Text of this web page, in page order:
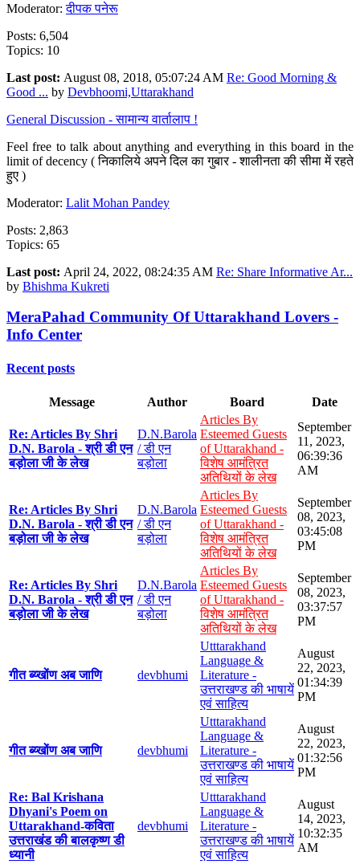
Moderator:दीपक पनेरू
Posts: 6,504
Topics: 10
Last post: August 08, 2018, 05:07:24 AM Re: Good Morning &
Good ... by Devbhoomi,Uttarakhand
General Discussion - सामान्य वार्तालाप !
Feel free to talk about anything and everything in this board in the
limit of decency ( निकालिये अपने दिल का गुबार - शालीनता की सीमा में रहते
हुए )
Moderator: Lalit Mohan Pandey
Posts: 2,863
Topics: 65
Last post: April 24, 2022, 08:24:35 AM Re: Share Informative Ar...
by Bhishma Kukreti
MeraPahad Community Of Uttarakhand Lovers -
Info Center
Recent posts
Message Author Board Date
Re: Articles By Shri
D.N. Barola - श्री डी एन
बड़ोला जी के लेख
D.N.Barola
/ डी एन
बड़ोला
Articles By
Esteemed Guests
of Uttarakhand -
विशेष आमंत्रित
अतिथियों के लेख
September
11, 2023,
06:39:36
AM
Re: Articles By Shri
D.N. Barola - श्री डी एन
बड़ोला जी के लेख
D.N.Barola
/ डी एन
बड़ोला
Articles By
Esteemed Guests
of Uttarakhand -
विशेष आमंत्रित
अतिथियों के लेख
September
08, 2023,
03:45:08
PM
Re: Articles By Shri
D.N. Barola - श्री डी एन
बड़ोला जी के लेख
D.N.Barola
/ डी एन
बड़ोला
Articles By
Esteemed Guests
of Uttarakhand -
विशेष आमंत्रित
अतिथियों के लेख
September
08, 2023,
03:37:57
PM
गीत ब्य्खोंण अब जाणि devbhumi
Utttarakhand
Language &
Literature -
उत्तराखण्ड की भाषायें
एवं साहित्य
August
22, 2023,
01:34:39
PM
गीत ब्य्खोंण अब जाणि devbhumi
Utttarakhand
Language &
Literature -
उत्तराखण्ड की भाषायें
एवं साहित्य
August
22, 2023,
01:32:56
PM
Re: Bal Krishana
Dhyani's Poem on
Uttarakhand-कविता
उत्तराखंड की बालकृष्ण डी
ध्यानी
devbhumi
Utttarakhand
Language &
Literature -
उत्तराखण्ड की भाषायें
एवं साहित्य
August
14, 2023,
10:32:35
AM